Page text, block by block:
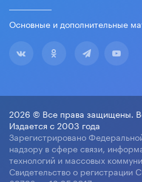
Основные и дополнительные
2026 © Все права защищены.
Издается с 2003 года
Зарегистрировано
надзору в сфере связи,
технологий и массовых
Свидетельство о